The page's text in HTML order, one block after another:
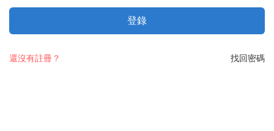
登錄
找回密碼
還沒有註冊？